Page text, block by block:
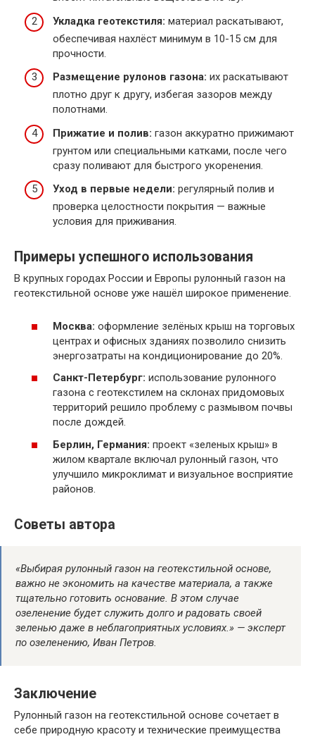
Укладка геотекстиля: материал раскатывают,
обеспечивая нахлёст минимум в 10-15 см для
прочности.
Размещение рулонов газона: их раскатывают
плотно друг к другу, избегая зазоров между
полотнами.
Прижатие и полив: газон аккуратно прижимают
грунтом или специальными катками, после чего
сразу поливают для быстрого укоренения.
Уход в первые недели: регулярный полив и
проверка целостности покрытия — важные
условия для приживания.
Примеры успешного использования
В крупных городах России и Европы рулонный газон на
геотекстильной основе уже нашёл широкое применение.
Москва: оформление зелёных крыш на торговых
центрах и офисных зданиях позволило снизить
энергозатраты на кондиционирование до 20%.
Санкт-Петербург: использование рулонного
газона с геотекстилем на склонах придомовых
территорий решило проблему с размывом почвы
после дождей.
Берлин, Германия: проект «зеленых крыш» в
жилом квартале включал рулонный газон, что
улучшило микроклимат и визуальное восприятие
районов.
Советы автора
«Выбирая рулонный газон на геотекстильной основе,
важно не экономить на качестве материала, а также
тщательно готовить основание. В этом случае
озеленение будет служить долго и радовать своей
зеленью даже в неблагоприятных условиях.» — эксперт
по озеленению, Иван Петров.
Заключение
Рулонный газон на геотекстильной основе сочетает в
себе природную красоту и технические преимущества